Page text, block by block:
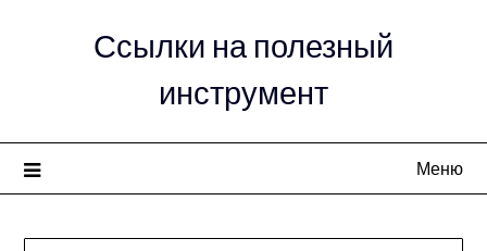
Ссылки на полезный
инструмент
Меню